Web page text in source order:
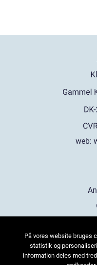
web:
På vores website bruges
statistik og
information deles med